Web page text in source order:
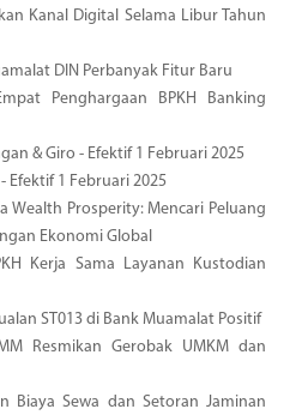
Kanal Digital Selama Libur Tahun
DIN Perbanyak Fitur Baru
Penghargaan BPKH Banking
& Giro - Efektif 1 Februari 2025
Efektif 1 Februari 2025
Wealth Prosperity: Mencari Peluang
Ekonomi Global
Kerja Sama Layanan Kustodian
ST013 di Bank Muamalat Positif
Resmikan Gerobak UMKM dan
Biaya Sewa dan Setoran Jaminan